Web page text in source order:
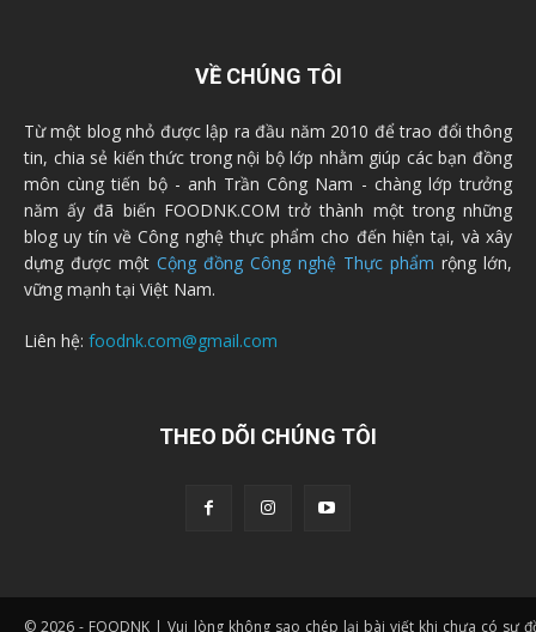
VỀ CHÚNG TÔI
Từ một blog nhỏ được lập ra đầu năm 2010 để trao đổi thông
tin, chia sẻ kiến thức trong nội bộ lớp nhằm giúp các bạn đồng
môn cùng tiến bộ - anh Trần Công Nam - chàng lớp trưởng
năm ấy đã biến FOODNK.COM trở thành một trong những
blog uy tín về Công nghệ thực phẩm cho đến hiện tại, và xây
dựng được một Cộng đồng Công nghệ Thực phẩm rộng lớn,
vững mạnh tại Việt Nam.
Liên hệ: foodnk.com@gmail.com
THEO DÕI CHÚNG TÔI
© 2026 - FOODNK | Vui lòng không sao chép lại bài viết khi chưa có sự